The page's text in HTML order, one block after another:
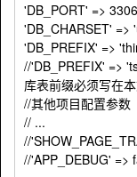
'DB_PORT' =>
'DB_CHARSET' =>
'DB_PREFIX' =>
//'DB_PREFIX' =>
库表前缀必须写在本
//其他项目配置参数
// ...
//
//'APP_DEBUG' =>